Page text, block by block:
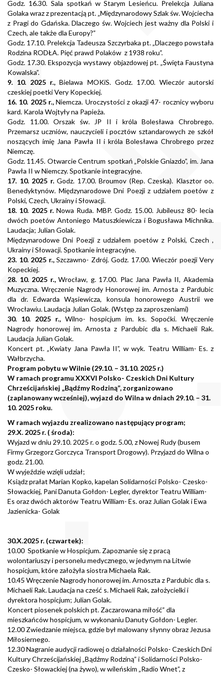
Godz. 16.30. Sala spotkań w Starym Lesieńcu. Prelekcja Juliana
Golaka wraz z prezentacją pt. „Międzynarodowy Szlak św. Wojciecha
z Pragi do Gdańska. Dlaczego św. Wojciech jest ważny dla Polski i
Czech, ale także dla Europy?”
Godz. 17.10. Prelekcja Tadeusza Szczyrbaka pt. „Dlaczego powstała
Rodzina RODŁA. Pięć prawd Polaków z 1938 roku”.
Godz. 17.30. Ekspozycja wystawy objazdowej pt. „Święta Faustyna
Kowalska”.
9. 10. 2025 r., Bielawa MOKiS. Godz. 17.00. Wieczór autorski
czeskiej poetki Very Kopeckiej.
16. 10. 2025 r.,Niemcza. Uroczystości z okazji 47- rocznicy wyboru
kard. Karola Wojtyły na Papieża.
Godz. 11.00. Orszak św. JP II i króla Bolesława Chrobrego.
Przemarsz uczniów, nauczycieli i pocztów sztandarowych ze szkół
noszących imię Jana Pawła II i króla Bolesława Chrobrego przez
Niemczę.
Godz. 11.45. Otwarcie Centrum spotkań „Polskie Gniazdo”, im. Jana
Pawła II w Niemczy. Spotkanie integracyjne.
17. 10. 2025 r.Godz. 17.00. Broumov (Rep. Czeska). Klasztor oo.
Benedyktynów. Międzynarodowe Dni Poezji z udziałem poetów z
Polski, Czech, Ukrainy i Słowacji.
18. 10. 2025 r.Nowa Ruda. MBP. Godz. 15.00. Jubileusz 80- lecia
dwóch poetów Antoniego Matuszkiewicza i Bogusława Michnika.
Laudacja; Julian Golak.
Międzynarodowe Dni Poezji z udziałem poetów z Polski, Czech ,
Ukrainy i Słowacji. Spotkanie integracyjne.
23. 10. 2025 r.,Szczawno- Zdrój. Godz. 17.00. Wieczór poezji Very
Kopeckiej.
28. 10. 2025 r.,Wrocław, g. 17.00. Plac Jana Pawła II, Akademia
Muzyczna. Wręczenie Nagrody Honorowej im. Arnosta z Pardubic
dla dr. Edwarda Wąsiewicza, konsula honorowego Austrii we
Wrocławiu. Laudacja Julian Golak. (Wstęp za zaproszeniami)
30. 10. 2025 r., Wilno- hospicjum im. ks. Sopoćki. Wręczenie
Nagrody honorowej im. Arnosta z Pardubic dla s. Michaeli Rak.
Laudacja Julian Golak.
Koncert pt. „Kwiaty Jana Pawła II”, w wyk. Teatru William- Es. z
Wałbrzycha.
Program pobytu w Wilnie (29.10. – 31.10. 2025 r.)
W ramach programu XXXVI Polsko- Czeskich Dni Kultury
Chrześcijańskiej „Bądźmy Rodziną”, zorganizowano
(zaplanowany wcześniej), wyjazd do Wilna w dniach 29.10. – 31.
10. 2025 roku.
W ramach wyjazdu zrealizowano następujący program;
29.X. 2025 r. ( środa):
Wyjazd w dniu 29.10. 2025 r. o godz. 5.00, z Nowej Rudy (busem
Firmy Grzegorz Gorczyca Transport Drogowy). Przyjazd do Wilna o
godz. 21.00.
W wyjeździe wzięli udział;
Ksiądz prałat Marian Kopko, kapelan Solidarności Polsko- Czesko-
Słowackiej, Pani Danuta Gołdon- Legler, dyrektor Teatru William-
Es oraz dwóch aktorów Teatru William- Es. oraz Julian Golak i Ewa
Jazienicka- Golak
30.X.2025 r. (czwartek):
10.00 Spotkanie w Hospicjum. Zapoznanie się z pracą
wolontariuszy i personelu medycznego, w jedynym na Litwie
hospicjum, które założyła siostra Michaela Rak.
10.45 Wręczenie Nagrody honorowej im. Arnoszta z Pardubic dla s.
Michaeli Rak. Laudacja na cześć s. Michaeli Rak, założycielki i
dyrektora hospicjum; Julian Golak.
Koncert piosenek polskich pt. Zaczarowana miłość” dla
mieszkańców hospicjum, w wykonaniu Danuty Gołdon- Legler.
12.00 Zwiedzanie miejsca, gdzie był malowany słynny obraz Jezusa
Miłosiernego.
12.30 Nagranie audycji radiowej o działalności Polsko- Czeskich Dni
Kultury Chrześcijańskiej „Bądźmy Rodziną” i Solidarności Polsko-
Czesko- Słowackiej (na żywo), w wileńskim „Radio Wnet”, z